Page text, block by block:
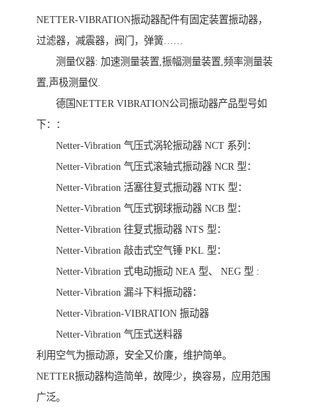
NETTER-VIBRATION振动器配件有固定装置振动器，
过滤器，减震器，阀门，弹簧……
测量仪器: 加速测量装置,振幅测量装置,频率测量装
置,声极测量仪.
德国NETTER VIBRATION公司振动器产品型号如
下：：
Netter-Vibration 气压式涡轮振动器 NCT 系列：
Netter-Vibration 气压式滚轴式振动器 NCR 型：
Netter-Vibration 活塞往复式振动器 NTK 型：
Netter-Vibration 气压式钢球振动器 NCB 型：
Netter-Vibration 往复式振动器 NTS 型：
Netter-Vibration 敲击式空气锤 PKL 型：
Netter-Vibration 式电动振动 NEA 型、 NEG 型 :
Netter-Vibration 漏斗下料振动器：
Netter-Vibration-VIBRATION 振动器
Netter-Vibration 气压式送料器
利用空气为振动源，安全又价廉，维护简单。
NETTER振动器构造简单，故障少，换容易，应用范围
广泛。